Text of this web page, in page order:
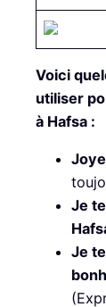
Voici
utiliser
à Hafsa :
Je
Je